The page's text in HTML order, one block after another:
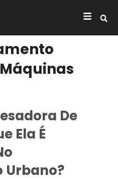
De
Ela É
Urbano?